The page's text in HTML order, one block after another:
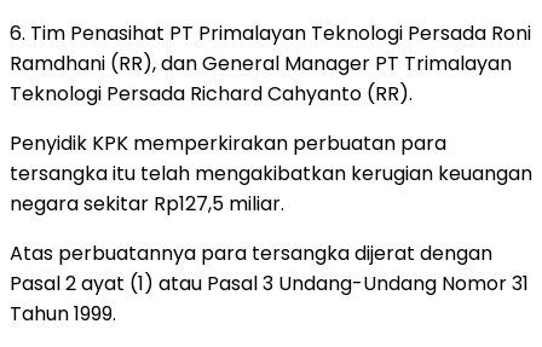
6. Tim Penasihat PT Primalayan Teknologi Persada Roni
Ramdhani (RR), dan General Manager PT Trimalayan
Teknologi Persada Richard Cahyanto (RR).
Penyidik KPK memperkirakan perbuatan para
tersangka itu telah mengakibatkan kerugian keuangan
negara sekitar Rp127,5 miliar.
Atas perbuatannya para tersangka dijerat dengan
Pasal 2 ayat (1) atau Pasal 3 Undang-Undang Nomor 31
Tahun 1999.